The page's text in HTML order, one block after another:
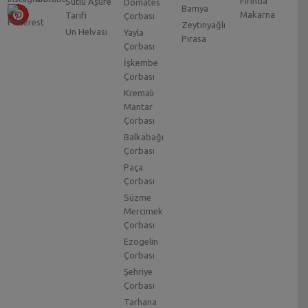
Tarifi
Un Helvası
Çorbası
Yayla
Çorbası
İşkembe
Çorbası
Kremalı
Mantar
Çorbası
Balkabağı
Çorbası
Paça
Çorbası
Süzme
Mercimek
Çorbası
Ezogelin
Çorbası
Şehriye
Çorbası
Tarhana
Bamya
Zeytinyağlı
Pırasa
Makarna